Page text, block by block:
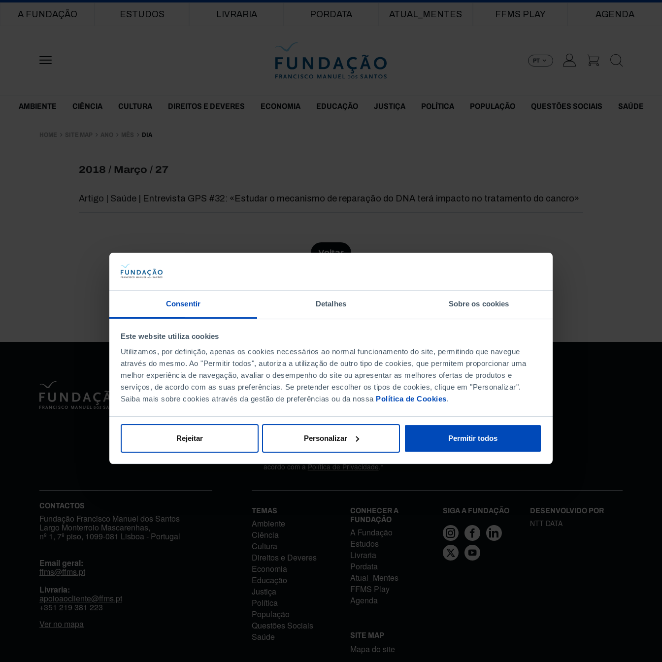
Consentir Detalhes Sobre os cookies
Este website utiliza cookies
Utilizamos, por definição, apenas os cookies necessários ao normal funcionamento do site, permitindo que navegue
através do mesmo. Ao "Permitir todos", autoriza a utilização de outro tipo de cookies, que permitem proporcionar uma
melhor experiência de navegação, avaliar o desempenho do site ou apresentar as melhores ofertas de produtos e
serviços, de acordo com as suas preferências. Se pretender escolher os tipos de cookies, clique em "Personalizar".
Saiba mais sobre cookies através da gestão de preferências ou da nossa Política de Cookies.
Rejeitar Personalizar Permitir todos
Main navigation
A FUNDAÇÃO ESTUDOS LIVRARIA PORDATA ATUAL_MENTES FFMS PLAY AGENDA
PT
Themes Menu
AMBIENTE CIÊNCIA CULTURA DIREITOS E DEVERES ECONOMIA EDUCAÇÃO JUSTIÇA POLÍTICA POPULAÇÃO QUESTÕES SOCIAIS SAÚDE
HOME SITE MAP ANO MÊS DIA
2018 / Março / 27
Artigo | Saúde | Entrevista GPS #32: «Estudar o mecanismo de reparação do DNA terá impacto no tratamento do cancro»
Voltar
Subscreva a newsletter da Fundação
MANTENHA-SE A PAR
acordo com aPolítica de Privacidade.*
CONTACTOS
Fundação Francisco Manuel dos Santos
Largo Monterroio Mascarenhas,
nº 1, 7º piso, 1099-081 Lisboa - Portugal
Email geral:
ffms@ffms.pt
Livraria:
apoioaocliente@ffms.pt
+351 219 381 223
Ver no mapa
TEMAS
Ambiente
Ciência
Cultura
Direitos e Deveres
Economia
Educação
Justiça
Política
População
Questões Sociais
Saúde
CONHECER A
FUNDAÇÃO
A Fundação
Estudos
Livraria
Pordata
Atual_Mentes
FFMS Play
Agenda
SITE MAP
Mapa do site
SIGA A FUNDAÇÃO DESENVOLVIDO POR
NTT DATA